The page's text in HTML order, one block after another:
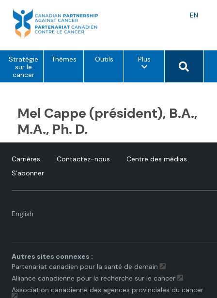
content
EN
Stratégie
sur le
cancer
Thèmes Outils Pluso
i
d
e
n
Search
Mel Cappe (président), B.A.,
M.A., Ph. D.
Carrières Contactez-nous
Centre des médias
S’abonner
English
Language
Autres sites connexes :
Partenariat canadien pour la santé de demain
Alliance canadienne pour la recherche sur le cancer
Association canadienne des agences provinciales du cancer